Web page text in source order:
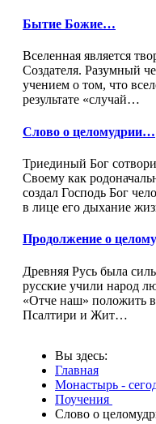
Бытие Божие…
Вселенная является
Создателя. Разумный
учением о том, что
результате «случай…
Слово о целомудрии…
Триединый Бог
Своему как
создал Господь Бог
в лице его дыхание
Продолжение о
Древняя Русь была
русские учили народ
«Отче наш» положить
Псалтири и Жит…
Вы здесь:
Главная
Монастырь -
Поучения
Слово о